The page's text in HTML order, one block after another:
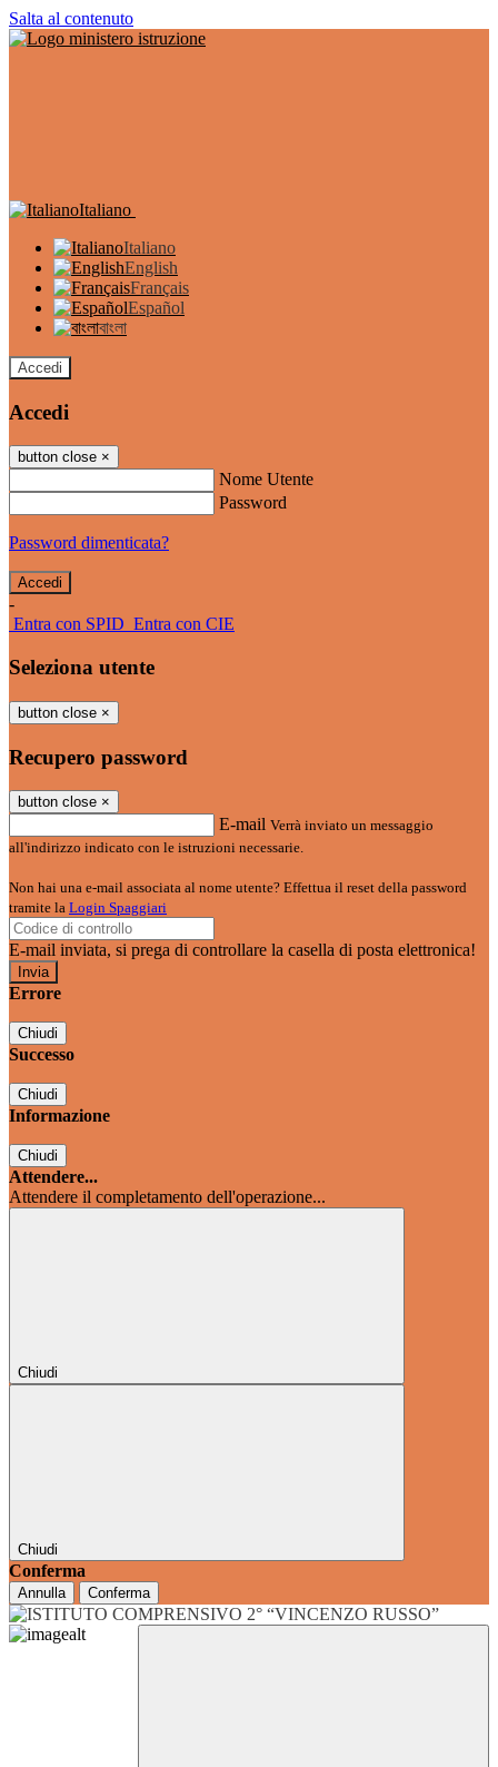
Salta al contenuto
Italiano
Italiano
English
Français
Español
বাংলা
Accedi
Accedi
button close ×
Nome Utente
Password
Password dimenticata?
-
Entra con SPID Entra con CIE
Seleziona utente
button close ×
Recupero password
button close ×
E-mail Verrà inviato un messaggio
all'indirizzo indicato con le istruzioni necessarie.
Non hai una e-mail associata al nome utente? Effettua il reset della password
tramite la Login Spaggiari
E-mail inviata, si prega di controllare la casella di posta elettronica!
Errore
Chiudi
Successo
Chiudi
Informazione
Chiudi
Attendere...
Attendere il completamento dell'operazione...
Chiudi
Chiudi
Conferma
Annulla Conferma